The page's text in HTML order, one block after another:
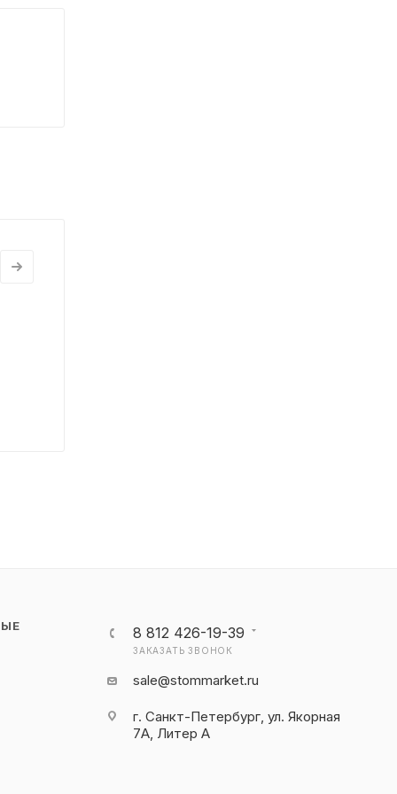
8 812 426-19-39
ЗАКАЗАТЬ ЗВОНОК
sale@stommarket.ru
г. Cанкт-Петербург, ул. Якорная
7А, Литер А